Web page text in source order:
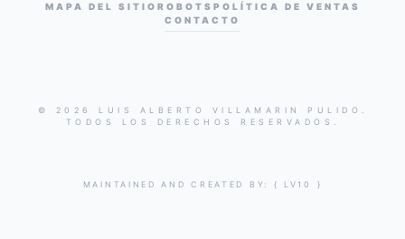
MAPA DEL SITIO ROBOTS POLÍTICA DE VENTAS
CONTACTO
© 2026 LUIS ALBERTO VILLAMARIN PULIDO.
TODOS LOS DERECHOS RESERVADOS.
MAINTAINED AND CREATED BY: { LV10 }